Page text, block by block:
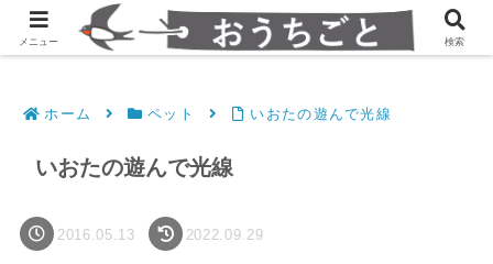
発達障害凸凹夫婦のシンプルすっきり生活
ホーム ペット いおたの遊んで光線
いおたの遊んで光線
2016.05.13 2022.09.29
メニュー 検索